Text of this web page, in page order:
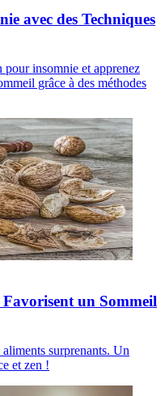
avec des Techniques
insomnie et apprenez
grâce à des méthodes
un Sommeil
surprenants. Un
et zen !